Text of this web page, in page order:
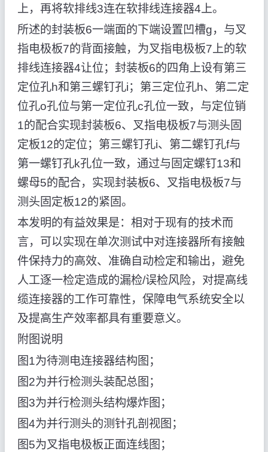
上，再将软排线3连在软排线连接器4上。
所述的封装板6一端面的下端设置凹槽g，与叉
指电极板7的背面接触，为叉指电极板7上的软
排线连接器4让位；封装板6的四角上设有第三
定位孔h和第三螺钉孔i；第三定位孔h、第二定
位孔o孔位与第一定位孔c孔位一致，与定位销
1的配合实现封装板6、叉指电极板7与测头固
定板12的定位；第三螺钉孔i、第二螺钉孔f与
第一螺钉孔k孔位一致，通过与固定螺钉13和
螺母5的配合，实现封装板6、叉指电极板7与
测头固定板12的紧固。
本发明的有益效果是：相对于现有的技术而
言，可以实现在单次测试中对连接器所有接触
件保持力的高效、准确自动检定和输出，避免
人工逐一检定造成的漏检/误检风险，对提高线
缆连接器的工作可靠性，保障电气系统安全以
及提高生产效率都具有重要意义。
附图说明
图1为待测电连接器结构图；
图2为并行检测头装配总图；
图3为并行检测头结构爆炸图；
图4为并行测头的测针孔剖视图；
图5为叉指电极板正面连线图；